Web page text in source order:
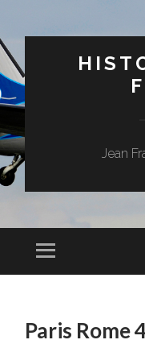
Jean
Menu
CONTENUParis Rome